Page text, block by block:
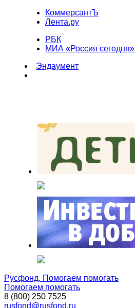
КоммерсантЪ
Лента.ру
РБК
МИА «Россия сегодня»
Эндаумент
Русфонд. Помогаем помогать
Помогаем помогать
8 (800) 250 7525
rusfond@rusfond.ru